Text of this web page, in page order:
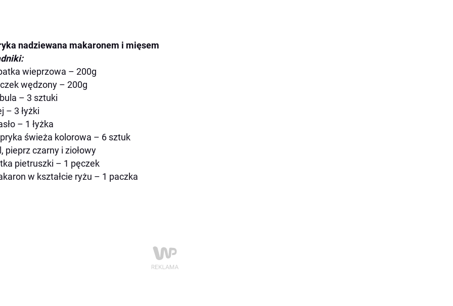
nadziewana makaronem i mięsem
wieprzowa – 200g
wędzony – 200g
– 3 sztuki
– 3 łyżki
– 1 łyżka
świeża kolorowa – 6 sztuk
pieprz czarny i ziołowy
pietruszki – 1 pęczek
w kształcie ryżu – 1 paczka